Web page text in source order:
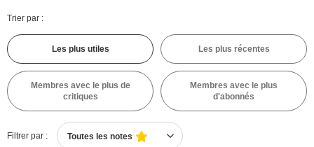
Trier par :
Les plus utiles Les plus récentes
Membres avec le plus de
critiques
Membres avec le plus
d'abonnés
Filtrer par : Toutes les notes